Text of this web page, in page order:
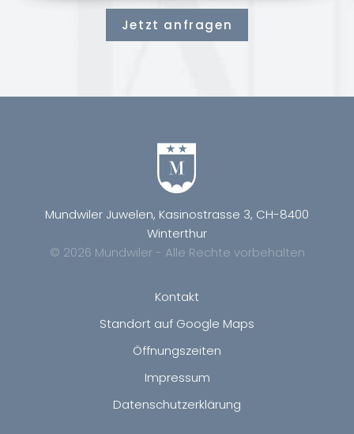
Jetzt anfragen
Mundwiler Juwelen, Kasinostrasse 3, CH-8400
Winterthur
© 2026 Mundwiler - Alle Rechte vorbehalten
Kontakt
Standort auf Google Maps
Öffnungszeiten
Impressum
Datenschutzerklärung